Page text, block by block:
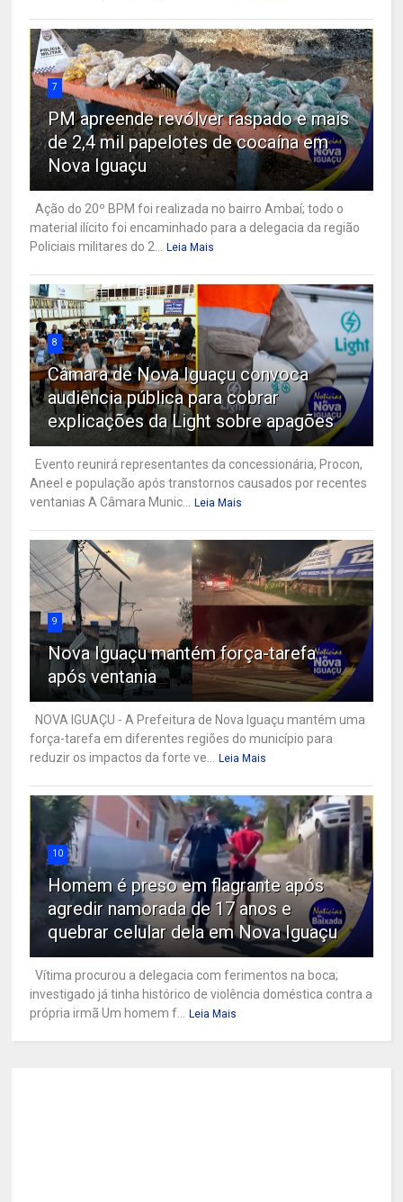
7
PM apreende revólver raspado e mais
de 2,4 mil papelotes de cocaína em
Nova Iguaçu
Ação do 20º BPM foi realizada no bairro Ambaí; todo o
material ilícito foi encaminhado para a delegacia da região
Policiais militares do 2...
Leia Mais
8
Câmara de Nova Iguaçu convoca
audiência pública para cobrar
explicações da Light sobre apagões
Evento reunirá representantes da concessionária, Procon,
Aneel e população após transtornos causados por recentes
ventanias A Câmara Munic...
Leia Mais
9
Nova Iguaçu mantém força-tarefa
após ventania
NOVA IGUAÇU - A Prefeitura de Nova Iguaçu mantém uma
força-tarefa em diferentes regiões do município para
reduzir os impactos da forte ve...
Leia Mais
10
Homem é preso em flagrante após
agredir namorada de 17 anos e
quebrar celular dela em Nova Iguaçu
Vítima procurou a delegacia com ferimentos na boca;
investigado já tinha histórico de violência doméstica contra a
própria irmã Um homem f...
Leia Mais